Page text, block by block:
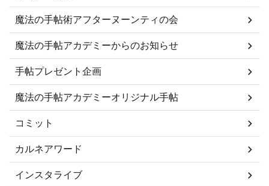
魔法の手帖術アフターヌーンティの会
魔法の手帖アカデミーからのお知らせ
手帖プレゼント企画
魔法の手帖アカデミーオリジナル手帖
コミット
カルネアワード
インスタライブ